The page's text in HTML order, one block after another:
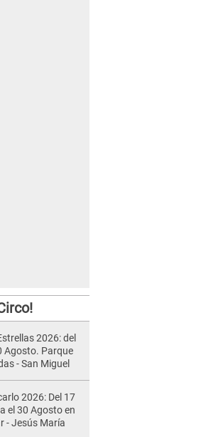
2026: del
Agosto. Parque
- San Miguel
2026: Del 17
el 30 Agosto en
- Jesús María